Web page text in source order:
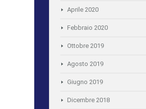
Aprile 2020
Febbraio 2020
Ottobre 2019
Agosto 2019
Giugno 2019
Dicembre 2018